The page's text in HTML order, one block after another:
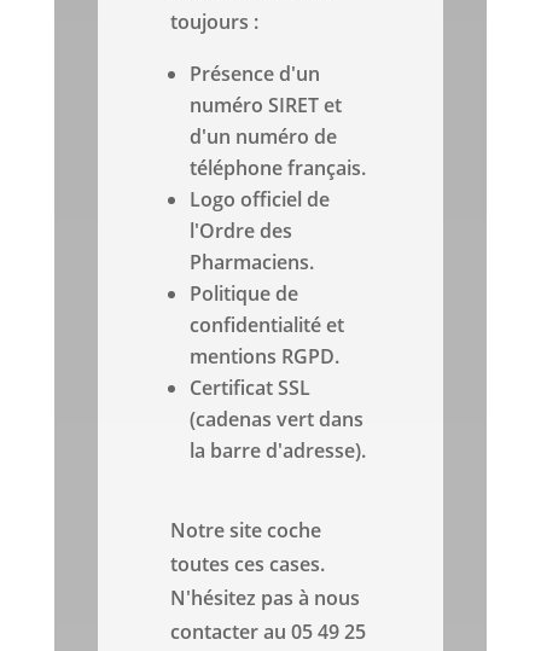
toujours :
Présence d'un
numéro SIRET et
d'un numéro de
téléphone français.
Logo officiel de
l'Ordre des
Pharmaciens.
Politique de
confidentialité et
mentions RGPD.
Certificat SSL
(cadenas vert dans
la barre d'adresse).
Notre site coche
toutes ces cases.
N'hésitez pas à nous
contacter au 05 49 25